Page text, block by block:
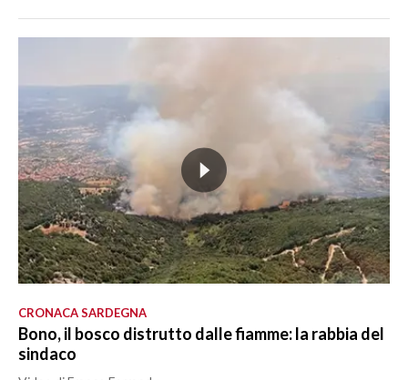
CRONACA SARDEGNA
Bono, il bosco distrutto dalle fiamme: la rabbia del
sindaco